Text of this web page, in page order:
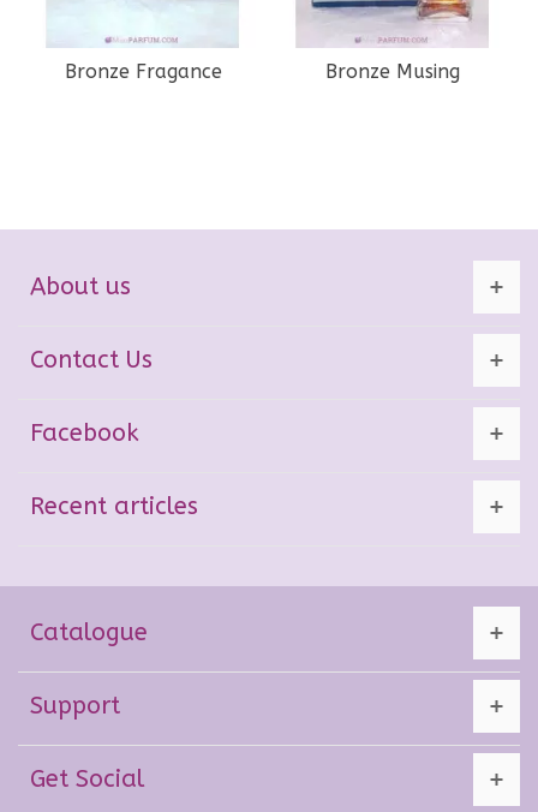
Bronze Fragance Bronze Musing
About us
Contact Us
Facebook
Recent articles
Catalogue
Support
Get Social